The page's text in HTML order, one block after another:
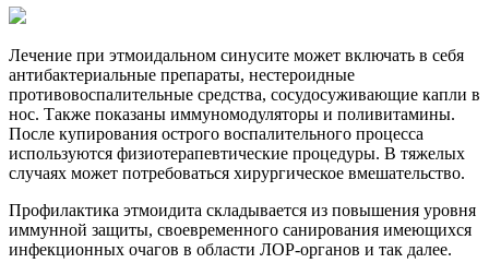
Лечение при этмоидальном синусите может включать в себя
антибактериальные препараты, нестероидные
противовоспалительные средства, сосудосуживающие капли в
нос. Также показаны иммуномодуляторы и поливитамины.
После купирования острого воспалительного процесса
используются физиотерапевтические процедуры. В тяжелых
случаях может потребоваться хирургическое вмешательство.
Профилактика этмоидита складывается из повышения уровня
иммунной защиты, своевременного санирования имеющихся
инфекционных очагов в области ЛОР-органов и так далее.